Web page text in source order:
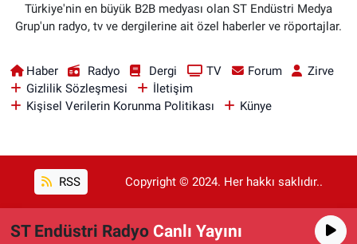
Türkiye'nin en büyük B2B medyası olan ST Endüstri Medya
Grup'un radyo, tv ve dergilerine ait özel haberler ve röportajlar.
Haber Radyo Dergi TV Forum
Zirve
Gizlilik Sözleşmesi
İletişim
Kişisel Verilerin Korunma Politikası
Künye
RSS Copyright © 2024. Her hakkı saklıdır..
Haber Yazılımı: TE Bilişim
ST Endüstri Radyo Canlı Yayını